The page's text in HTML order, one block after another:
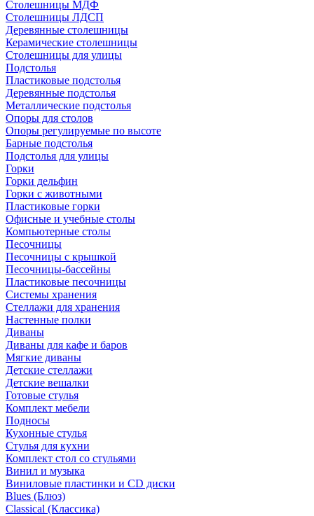
Столешницы МДФ
Столешницы ЛДСП
Деревянные столешницы
Керамические столешницы
Столешницы для улицы
Подстолья
Пластиковые подстолья
Деревянные подстолья
Металлические подстолья
Опоры для столов
Опоры регулируемые по высоте
Барные подстолья
Подстолья для улицы
Горки
Горки дельфин
Горки с животными
Пластиковые горки
Офисные и учебные столы
Компьютерные столы
Песочницы
Песочницы с крышкой
Песочницы-бассейны
Пластиковые песочницы
Системы хранения
Стеллажи для хранения
Настенные полки
Диваны
Диваны для кафе и баров
Мягкие диваны
Детские стеллажи
Детские вешалки
Готовые стулья
Комплект мебели
Подносы
Кухонные стулья
Стулья для кухни
Комплект стол со стульями
Винил и музыка
Виниловые пластинки и CD диски
Blues (Блюз)
Classical (Классика)